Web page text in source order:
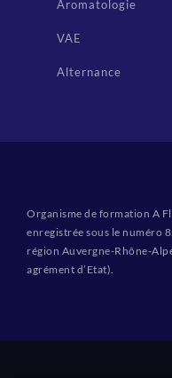
Aromatologie
VAE
Alternance
Organisme de formation A
enregistrée sous le numéro
région Auvergne-Rhône-
agrément d’Etat).